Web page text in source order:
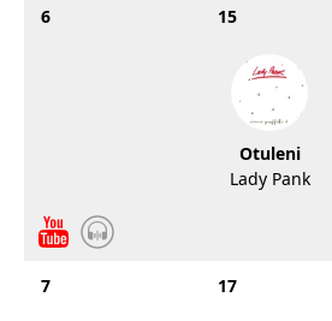
6 15
Otuleni
Lady Pank
7 17